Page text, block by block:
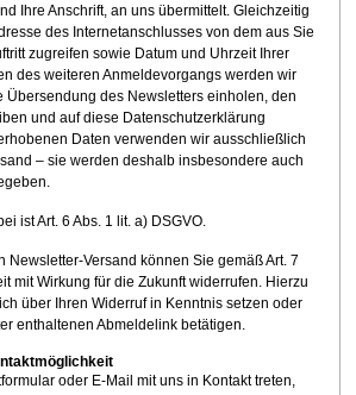
Ihre Anschrift, an uns übermittelt. Gleichzeitig
des Internetanschlusses von dem aus Sie
zugreifen sowie Datum und Uhrzeit Ihrer
des weiteren Anmeldevorgangs werden wir
Übersendung des Newsletters einholen, den
und auf diese Datenschutzerklärung
Daten verwenden wir ausschließlich
– sie werden deshalb insbesondere auch
ist Art. 6 Abs. 1 lit. a) DSGVO.
Newsletter-Versand können Sie gemäß Art. 7
mit Wirkung für die Zukunft widerrufen. Hierzu
über Ihren Widerruf in Kenntnis setzen oder
enthaltenen Abmeldelink betätigen.
oder E-Mail mit uns in Kontakt treten,